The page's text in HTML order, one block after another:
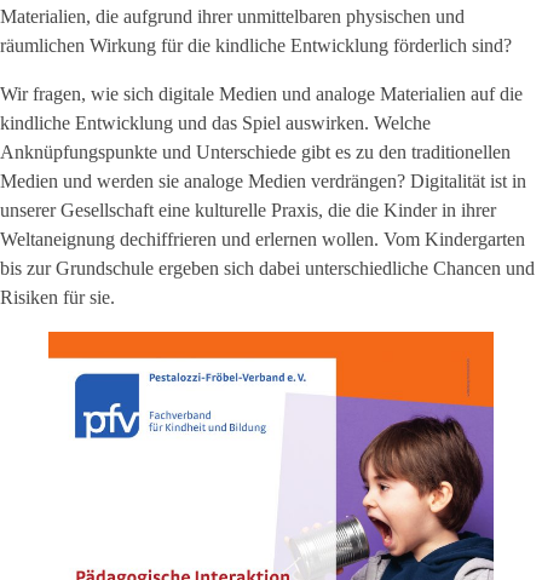
Materialien, die aufgrund ihrer unmittelbaren physischen und
räumlichen Wirkung für die kindliche Entwicklung förderlich sind?
Wir fragen, wie sich digitale Medien und analoge Materialien auf die
kindliche Entwicklung und das Spiel auswirken. Welche
Anknüpfungspunkte und Unterschiede gibt es zu den traditionellen
Medien und werden sie analoge Medien verdrängen? Digitalität ist in
unserer Gesellschaft eine kulturelle Praxis, die die Kinder in ihrer
Weltaneignung dechiffrieren und erlernen wollen. Vom Kindergarten
bis zur Grundschule ergeben sich dabei unterschiedliche Chancen und
Risiken für sie.